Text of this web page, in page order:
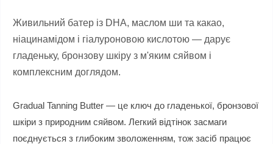
Живильний батер із DHA, маслом ши та какао,
ніацинамідом і гіалуроновою кислотою — дарує
гладеньку, бронзову шкіру з м'яким сяйвом і
комплексним доглядом.
Gradual Tanning Butter — це ключ до гладенької, бронзової
шкіри з природним сяйвом. Легкий відтінок засмаги
поєднується з глибоким зволоженням, тож засіб працює